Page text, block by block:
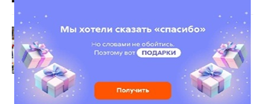
Барбер оценил вероятность рекорда
Овечкина в этом сезоне